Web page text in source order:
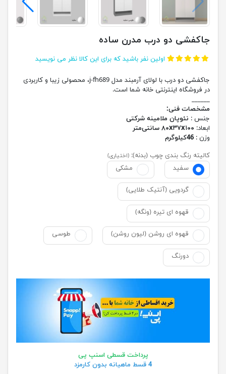
جاکفشی دو درب مدرن ساده
اولین نفر باشید که برای این کالا نظر می نویسید
جاکفشی دو درب با لولای آرمبند مدل j-fh689، محصولی زیبا و کاربردی
در فروشگاه اینترنتی خانه شما است.
______
مشخصات فنی:
جنس : نئوپان ملامینه شرکتی
ابعاد: ۸۰x۳۷x۱۰۰ سانتی‌متر
وزن : 46کیلوگرم
کالیته رنگ بندی چوب (بدنه): (اختیاری)
سفید مشکی
گردویی (آنتیک طلایی)
قهوه ای تیره (ونگه)
قهوه ای روشن (لیون روشن) طوسی
دورنگ
پرداخت قسطی اسنپ پی
4 قسط ماهیانه بدون کارمزد